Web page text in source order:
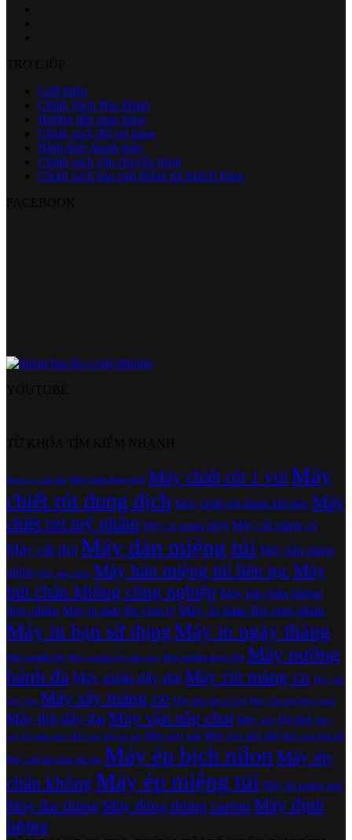
Giới thiệu
Chính Sách Bảo Hành
Hướng dẫn mua hàng
Chính sách đổi trả hàng
Hình thức thanh toán
Chính sách vận chuyển hàng
Chính sách bảo mật thông tin khách hàng
Dụng cụ xiết đai Máy bơm dung dịch Máy chiết rót 1 vòiMáy
chiết rót dung dịch Máy chiết rót dùng khí nén Máy
chiết rót mỹ phẩm Máy co màng nhiệt Máy cắt màng co
Máy cắt thịtMáy dán miệng túi Máy dán màng
nhôm Máy dán nhãn Máy hàn miệng túi liên tụcMáy
hút chân không công nghiệp Máy hút chân không
thực phẩm Máy in date lên chai lọ Máy in date lên tem nhãn
Máy in hạn sử dụngMáy in ngày tháng
Máy nghiền bột Máy nghiền bột siêu mịn Máy nghiền dược liệu Máy nướng
bánh đa Máy quấn dây đai Máy rút màng co Máy siết
nắp chai Máy sấy màng co Máy thái rau củ quả Máy thái thịt đông lạnh
Máy thít dây đai Máy vặn nắp chai Máy xay bột khô Máy
xay bột siêu mịn Máy xay bột trẻ em Máy xay cua Máy xay giò chả Máy xay ngũ cốc
Máy xiết nắp chai vắc xin Máy ép bịch nilon Máy ép
chân không Máy ép miệng túi Máy ép màng seal
Máy đai thùng Máy đóng thùng carton Máy định
lượng